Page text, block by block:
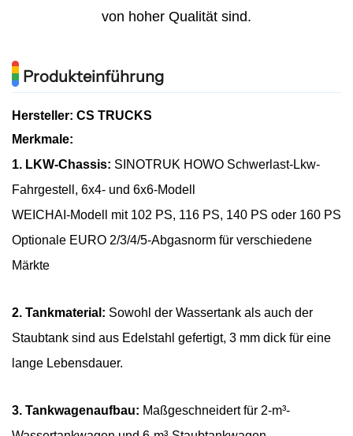
von hoher Qualität sind.
Produkteinführung
Hersteller: CS TRUCKS
Merkmale:
1. LKW-Chassis: SINOTRUK HOWO Schwerlast-Lkw-
Fahrgestell, 6x4- und 6x6-Modell
WEICHAI-Modell mit 102 PS, 116 PS, 140 PS oder 160 PS
Optionale EURO 2/3/4/5-Abgasnorm für verschiedene
Märkte
2. Tankmaterial: Sowohl der Wassertank als auch der
Staubtank sind aus Edelstahl gefertigt, 3 mm dick für eine
lange Lebensdauer.
3. Tankwagenaufbau: Maßgeschneidert für 2-m³-